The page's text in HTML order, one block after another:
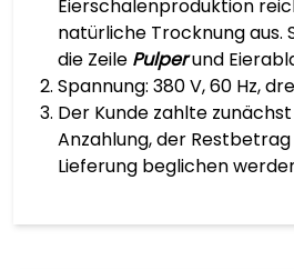
Eierschalenproduktion
natürliche Trocknung aus.
die Zeile Pulperund
Spannung: 380 V, 60 Hz,
Der Kunde zahlte zunächst
Anzahlung, der
Lieferung beglichen